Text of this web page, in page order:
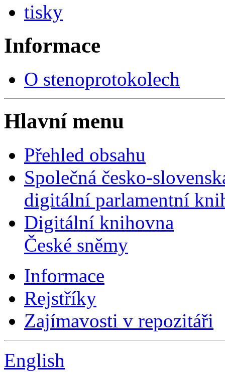
tisky
Informace
O stenoprotokolech
Hlavní menu
Přehled obsahu
Společná česko-
digitální parlamentní
Digitální knihovna
České sněmy
Informace
Rejstříky
Zajímavosti v repozitáři
English